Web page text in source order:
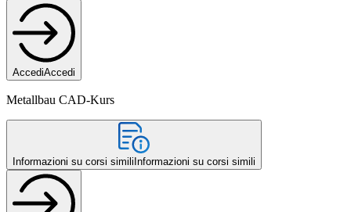
AccediAccedi
Metallbau CAD-Kurs
Informazioni su corsi simili Informazioni su corsi simili